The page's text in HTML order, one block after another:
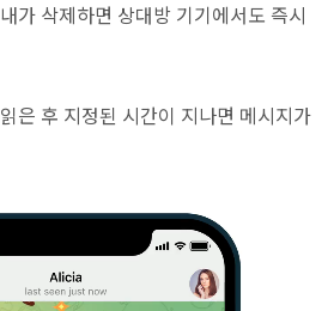
내가 삭제하면 상대방 기기에서도 즉시
읽은 후 지정된 시간이 지나면 메시지가